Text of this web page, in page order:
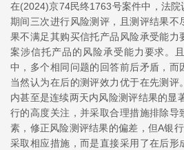
在(2024)京74民终1763号案件中，法院
期间三次进行风险测评，且测评结果不
果不满足其购买信托产品风险承受能力
案涉信托产品的风险承受能力要求。
中，多个相同问题的回答前后矛盾，而
当然认为在后的测评效力优于在先测评
内甚至是连续两天内风险测评结果的显
行的高度关注，并采取合理措施排除导
素，修正风险测评结果的偏差，但A银
采取相应措施，而是直接采用了在后形